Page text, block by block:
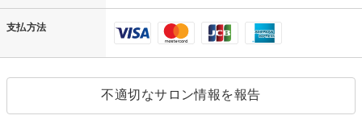
支払方法
不適切なサロン情報を報告